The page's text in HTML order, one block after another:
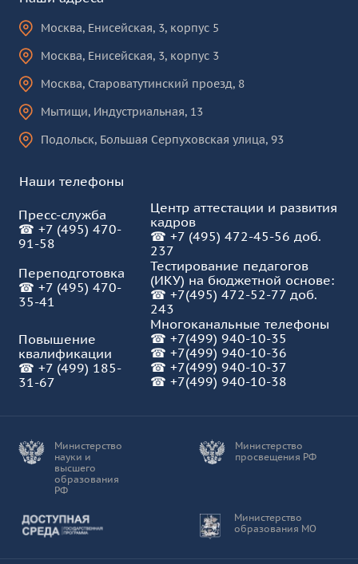
Москва, Енисейская, 3, корпус 5
Москва, Енисейская, 3, корпус 3
Москва, Староватутинский проезд, 8
Мытищи, Индустриальная, 13
Подольск, Большая Серпуховская улица, 93
Наши телефоны
Пресс-служба
☎ +7 (495) 470-
91-58
Центр аттестации и развития
кадров
☎ +7 (495) 472-45-56 доб.
237
Переподготовка
☎ +7 (495) 470-
35-41
Тестирование педагогов
(ИКУ) на бюджетной основе:
☎ +7(495) 472-52-77 доб.
243
Многоканальные телефоны
☎ +7(499) 940-10-35
☎ +7(499) 940-10-36
☎ +7(499) 940-10-37
☎ +7(499) 940-10-38
Повышение
квалификации
☎ +7 (499) 185-
31-67
Министерство
науки и
высшего
образования
РФ
Министерство
просвещения РФ
Министерство
образования МО
Доступная среда